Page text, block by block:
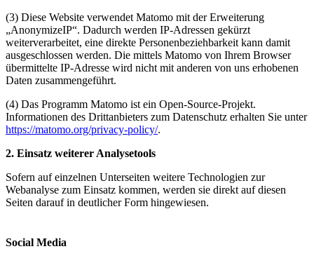
(3) Diese Website verwendet Matomo mit der Erweiterung
„AnonymizeIP“. Dadurch werden IP-Adressen gekürzt
weiterverarbeitet, eine direkte Personenbeziehbarkeit kann damit
ausgeschlossen werden. Die mittels Matomo von Ihrem Browser
übermittelte IP-Adresse wird nicht mit anderen von uns erhobenen
Daten zusammengeführt.
(4) Das Programm Matomo ist ein Open-Source-Projekt.
Informationen des Drittanbieters zum Datenschutz erhalten Sie unter
https://matomo.org/privacy-policy/.
2. Einsatz weiterer Analysetools
Sofern auf einzelnen Unterseiten weitere Technologien zur
Webanalyse zum Einsatz kommen, werden sie direkt auf diesen
Seiten darauf in deutlicher Form hingewiesen.
So­ci­al Media